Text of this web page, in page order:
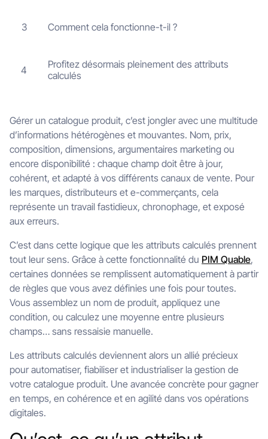
3 Comment cela fonctionne-t-il ?
4
Profitez désormais pleinement des attributs
calculés
Gérer un catalogue produit, c’est jongler avec une multitude
d’informations hétérogènes et mouvantes. Nom, prix,
composition, dimensions, argumentaires marketing ou
encore disponibilité : chaque champ doit être à jour,
cohérent, et adapté à vos différents canaux de vente. Pour
les marques, distributeurs et e-commerçants, cela
représente un travail fastidieux, chronophage, et exposé
aux erreurs.
C’est dans cette logique que les attributs calculés prennent
tout leur sens. Grâce à cette fonctionnalité du PIM Quable,
certaines données se remplissent automatiquement à partir
de règles que vous avez définies une fois pour toutes.
Vous assemblez un nom de produit, appliquez une
condition, ou calculez une moyenne entre plusieurs
champs… sans ressaisie manuelle.
Les attributs calculés deviennent alors un allié précieux
pour automatiser, fiabiliser et industrialiser la gestion de
votre catalogue produit. Une avancée concrète pour gagner
en temps, en cohérence et en agilité dans vos opérations
digitales.